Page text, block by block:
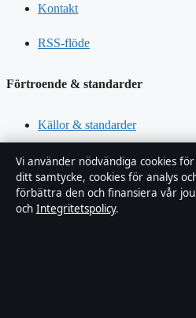
Kontakt
RSS-flöde
Förtroende & standarder
Källor & standarder
Redaktionell policy
Rättelsepolicy
Vi använder nödvändiga cookies
ditt samtycke, cookies för analys
förbättra den och finansiera vår
och Integritetspolicy.